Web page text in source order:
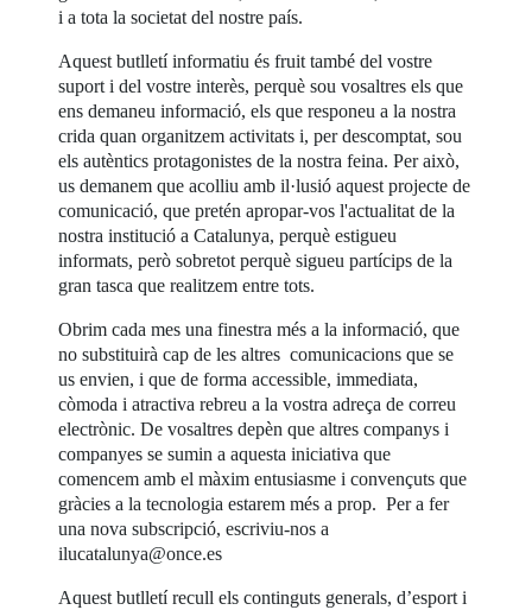
i a tota la societat del nostre país.
Aquest butlletí informatiu és fruit també del vostre
suport i del vostre interès, perquè sou vosaltres els que
ens demaneu informació, els que responeu a la nostra
crida quan organitzem activitats i, per descomptat, sou
els autèntics protagonistes de la nostra feina. Per això,
us demanem que acolliu amb il·lusió aquest projecte de
comunicació, que pretén apropar-vos l'actualitat de la
nostra institució a Catalunya, perquè estigueu
informats, però sobretot perquè sigueu partícips de la
gran tasca que realitzem entre tots.
Obrim cada mes una finestra més a la informació, que
no substituirà cap de les altres comunicacions que se
us envien, i que de forma accessible, immediata,
còmoda i atractiva rebreu a la vostra adreça de correu
electrònic. De vosaltres depèn que altres companys i
companyes se sumin a aquesta iniciativa que
comencem amb el màxim entusiasme i convençuts que
gràcies a la tecnologia estarem més a prop. Per a fer
una nova subscripció, escriviu-nos a
ilucatalunya@once.es
Aquest butlletí recull els continguts generals, d’esport i